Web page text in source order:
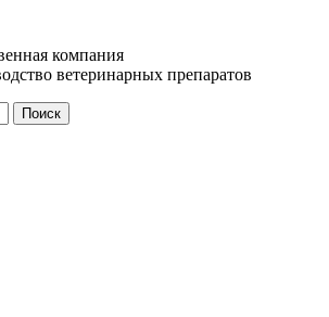
компания
ветеринарных препаратов